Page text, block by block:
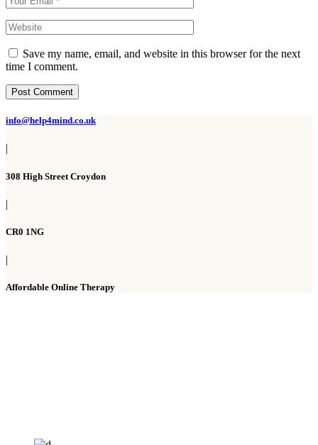
Save my name, email, and website in this browser for the next
time I comment.
Post Comment
info@help4mind.co.uk
|
308 High Street Croydon
|
CR0 1NG
|
Affordable Online Therapy